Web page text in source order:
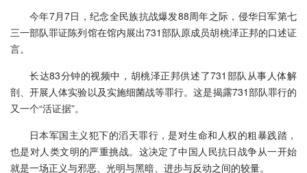
今年7月7日，纪念全民族抗战爆发88周年之际，侵华日军第七
三一部队罪证陈列馆在馆内展出731部队原成员胡桃泽正邦的口述证
言。
长达83分钟的视频中，胡桃泽正邦供述了731部队从事人体解
剖、开展人体实验以及实施细菌战等罪行。这是揭露731部队罪行的
又一个“活证据”。
日本军国主义犯下的滔天罪行，是对生命和人权的粗暴践踏，
也是对人类文明的严重挑战。这决定了中国人民抗日战争从一开始
就是一场正义与邪恶、光明与黑暗、进步与反动之间的较量。